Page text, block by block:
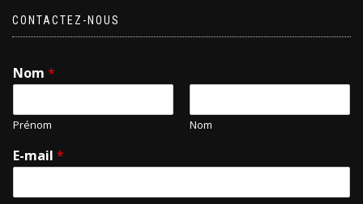
CONTACTEZ-NOUS
Nom *
Prénom Nom
E-mail *